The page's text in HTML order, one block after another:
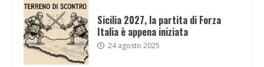
Sicilia 2027, la partita di Forza
Italia è appena iniziata
24 agosto 2025